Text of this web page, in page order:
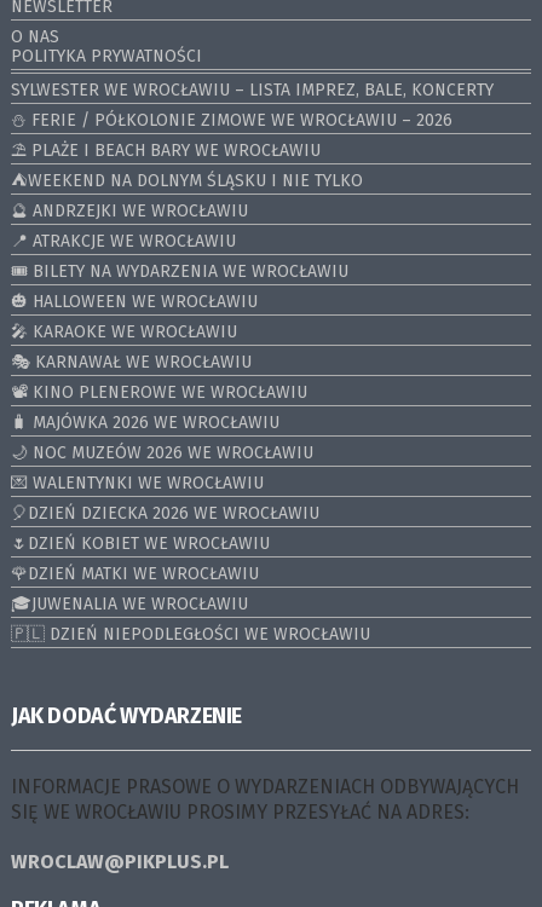
NEWSLETTER
O NAS
POLITYKA PRYWATNOŚCI
SYLWESTER WE WROCŁAWIU – LISTA IMPREZ, BALE, KONCERTY
⛄️ FERIE / PÓŁKOLONIE ZIMOWE WE WROCŁAWIU – 2026
⛱️ PLAŻE I BEACH BARY WE WROCŁAWIU
⛺️WEEKEND NA DOLNYM ŚLĄSKU I NIE TYLKO
🔮 ANDRZEJKI WE WROCŁAWIU
📍 ATRAKCJE WE WROCŁAWIU
🎟️ BILETY NA WYDARZENIA WE WROCŁAWIU
🎃 HALLOWEEN WE WROCŁAWIU
🎤 KARAOKE WE WROCŁAWIU
🎭 KARNAWAŁ WE WROCŁAWIU
📽️ KINO PLENEROWE WE WROCŁAWIU
🧳 MAJÓWKA 2026 WE WROCŁAWIU
🌙 NOC MUZEÓW 2026 WE WROCŁAWIU
💌 WALENTYNKI WE WROCŁAWIU
🎈DZIEŃ DZIECKA 2026 WE WROCŁAWIU
🌷DZIEŃ KOBIET WE WROCŁAWIU
🌹DZIEŃ MATKI WE WROCŁAWIU
🎓JUWENALIA WE WROCŁAWIU
🇵🇱 DZIEŃ NIEPODLEGŁOŚCI WE WROCŁAWIU
JAK DODAĆ WYDARZENIE
INFORMACJE PRASOWE O WYDARZENIACH ODBYWAJĄCYCH
SIĘ WE WROCŁAWIU PROSIMY PRZESYŁAĆ NA ADRES:
WROCLAW@PIKPLUS.PL